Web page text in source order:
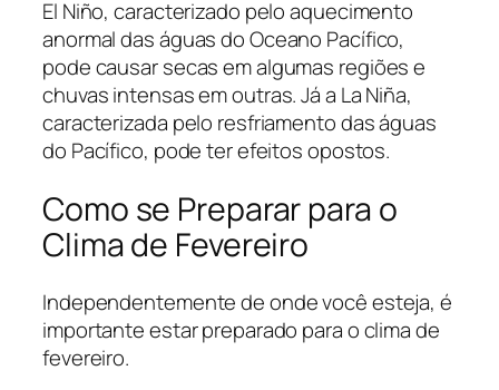
El Niño, caracterizado pelo aquecimento
anormal das águas do Oceano Pacífico,
pode causar secas em algumas regiões e
chuvas intensas em outras. Já a La Niña,
caracterizada pelo resfriamento das águas
do Pacífico, pode ter efeitos opostos.
Como se Preparar para o
Clima de Fevereiro
Independentemente de onde você esteja, é
importante estar preparado para o clima de
fevereiro.